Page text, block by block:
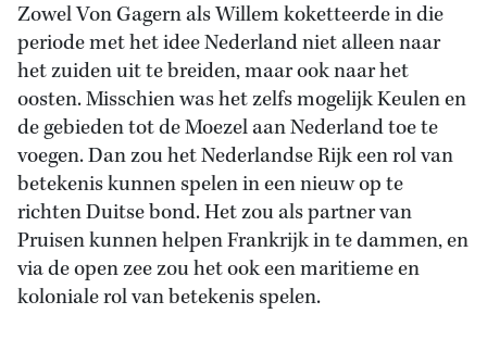
Zowel Von Gagern als Willem koketteerde in die
periode met het idee Nederland niet alleen naar
het zuiden uit te breiden, maar ook naar het
oosten. Misschien was het zelfs mogelijk Keulen en
de gebieden tot de Moezel aan Nederland toe te
voegen. Dan zou het Nederlandse Rijk een rol van
betekenis kunnen spelen in een nieuw op te
richten Duitse bond. Het zou als partner van
Pruisen kunnen helpen Frankrijk in te dammen, en
via de open zee zou het ook een maritieme en
koloniale rol van betekenis spelen.